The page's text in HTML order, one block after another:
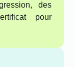
des
pour